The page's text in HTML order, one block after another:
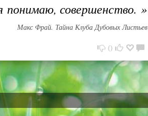
совершенство. »
Макс Фрай. Тайна Клуба Дубовых Листьев
0